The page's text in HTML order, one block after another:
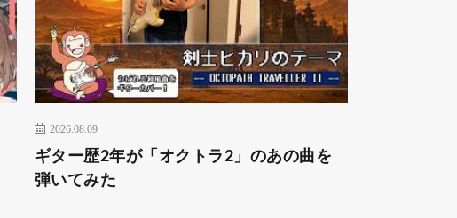
2026.08.09
ギター歴2年が「オクトラ2」のあの曲を
弾いてみた